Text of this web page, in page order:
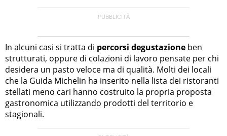
In alcuni casi si tratta di percorsi degustazione ben
strutturati, oppure di colazioni di lavoro pensate per chi
desidera un pasto veloce ma di qualità. Molti dei locali
che la Guida Michelin ha inserito nella lista dei ristoranti
stellati meno cari hanno costruito la propria proposta
gastronomica utilizzando prodotti del territorio e
stagionali.